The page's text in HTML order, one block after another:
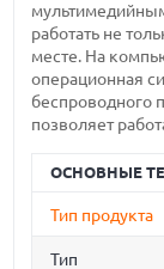
работать не
месте. На
операционная
беспроводного
позволяет
ОСНОВНЫЕ
Тип продукта
Тип